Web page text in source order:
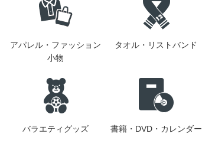
アパレル・ファッション
小物
タオル・リストバンド
バラエティグッズ 書籍・DVD・カレンダー